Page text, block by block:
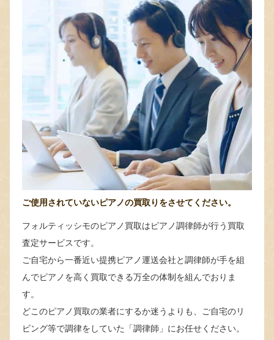
ご使用されていないピアノの買取りをさせてください。
フォルティッシモのピアノ買取はピアノ調律師が行う買取
査定サービスです。
ご自宅から一番近い提携ピアノ運送会社と調律師が手を組
んでピアノを高く買取できる万全の体制を組んでおりま
す。
どこのピアノ買取の業者にするか迷うよりも、ご自宅のリ
ビング等で調律をしていた「調律師」にお任せください。